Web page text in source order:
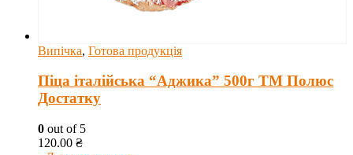
Випічка, Готова продукція
Піца італійська “Аджика” 500г ТМ Полюс
Достатку
0 out of 5
120.00 ₴